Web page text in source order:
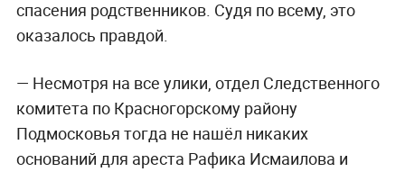
спасения родственников. Судя по всему, это
оказалось правдой.
— Несмотря на все улики, отдел Следственного
комитета по Красногорскому району
Подмосковья тогда не нашёл никаких
оснований для ареста Рафика Исмаилова и